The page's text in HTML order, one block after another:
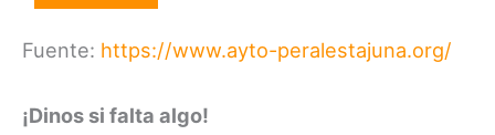
Fuente: https://www.ayto-peralestajuna.org/
¡Dinos si falta algo!